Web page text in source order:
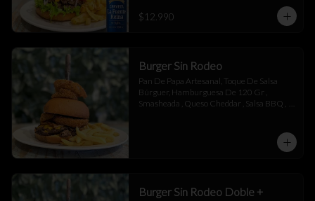
$12.990
Burger Sin Rodeo
Pan De Papa Artesanal, Toque De Salsa
Búrguer, Hamburguesa De 120 Gr ,
Smasheada , Queso Cheddar , Salsa BBQ ,
Burger Sin Rodeo Doble +